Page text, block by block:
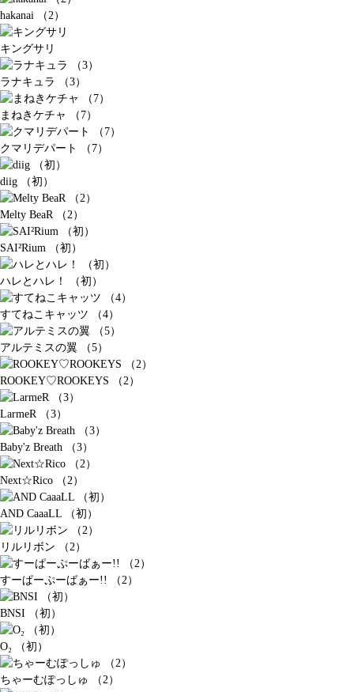
hakanai （2）
キングサリ
ラナキュラ （3）
まねきケチャ （7）
クマリデパート （7）
diig （初）
Melty BeaR （2）
SAI²Rium （初）
ハレとハレ！ （初）
すてねこキャッツ （4）
アルテミスの翼 （5）
ROOKEY♡ROOKEYS （2）
LarmeR （3）
Baby'z Breath （3）
Next☆Rico （2）
AND CaaaLL （初）
リルリボン （2）
すーぱーぷーばぁー!! （2）
BNSI （初）
O₂ （初）
ちゃーむぽっしゅ （2）